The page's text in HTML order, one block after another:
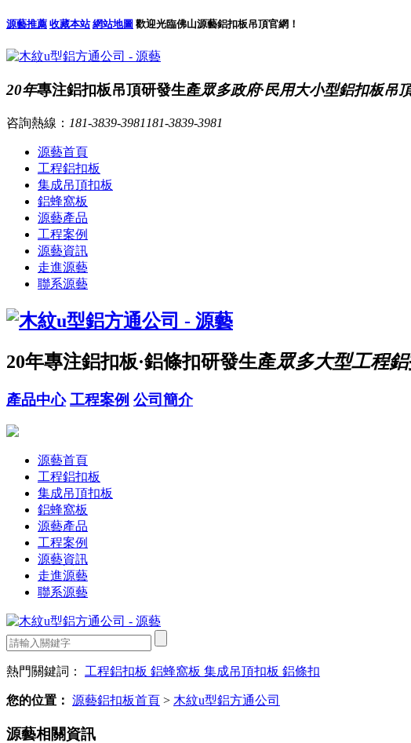
源藝推薦 收藏本站 網站地圖 歡迎光臨佛山源藝鋁扣板吊頂官網！
20年專注鋁扣板吊頂研發生產眾多政府·民用大小型鋁扣板吊
咨詢熱線： 181-3839-3981 181-3839-3981
源藝首頁
工程鋁扣板
集成吊頂扣板
鋁蜂窩板
源藝產品
工程案例
源藝資訊
走進源藝
聯系源藝
20年專注鋁扣板·鋁條扣研發生產眾多大型工程
產品中心 工程案例 公司簡介
源藝首頁
工程鋁扣板
集成吊頂扣板
鋁蜂窩板
源藝產品
工程案例
源藝資訊
走進源藝
聯系源藝
熱門關鍵詞： 工程鋁扣板 鋁蜂窩板 集成吊頂扣板 鋁條扣
您的位置： 源藝鋁扣板首頁 > 木紋u型鋁方通公司
源藝相關資訊